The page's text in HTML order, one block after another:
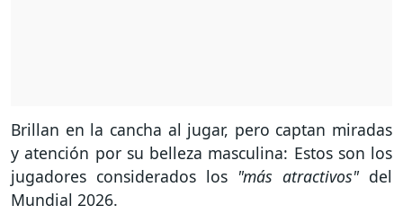
Brillan en la cancha al jugar, pero captan miradas
y atención por su belleza masculina: Estos son los
jugadores considerados los "más atractivos"del
Mundial 2026.